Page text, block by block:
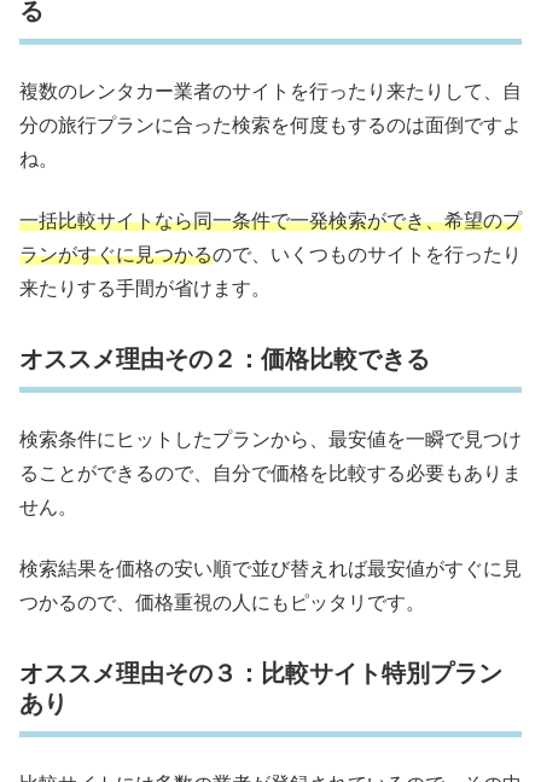
る
複数のレンタカー業者のサイトを行ったり来たりして、自
分の旅行プランに合った検索を何度もするのは面倒ですよ
ね。
一括比較サイトなら同一条件で一発検索ができ、希望のプ
ランがすぐに見つかるので、いくつものサイトを行ったり
来たりする手間が省けます。
オススメ理由その２：価格比較できる
検索条件にヒットしたプランから、最安値を一瞬で見つけ
ることができるので、自分で価格を比較する必要もありま
せん。
検索結果を価格の安い順で並び替えれば最安値がすぐに見
つかるので、価格重視の人にもピッタリです。
オススメ理由その３：比較サイト特別プラン
あり